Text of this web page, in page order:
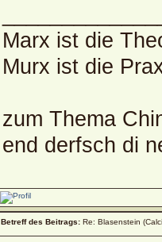
Marx ist die
Murx ist die
zum Thema
end derfsch di
Betreff des Beitrags: Re: Blasenstein